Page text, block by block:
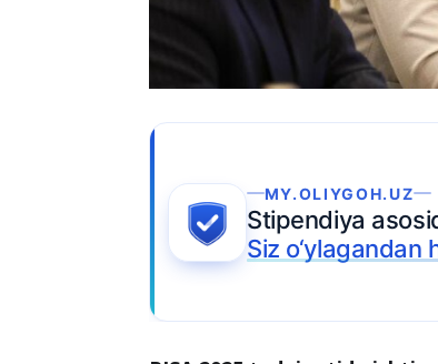
o‘qish imkoniyati
ham yaqinroq
Ariza topshiring